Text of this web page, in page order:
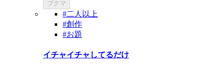
ブクマ
#二人以上
#創作
#お題
イチャイチャしてるだけ